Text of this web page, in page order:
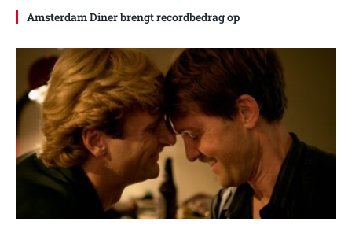
Amsterdam Diner brengt recordbedrag op